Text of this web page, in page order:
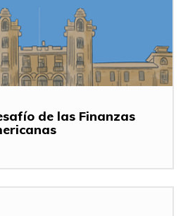
de las Finanzas